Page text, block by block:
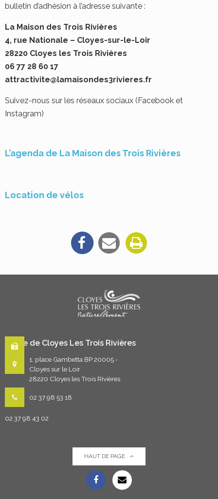
bulletin d’adhésion à l’adresse suivante :
La Maison des Trois Rivières
4, rue Nationale – Cloyes-sur-le-Loir
28220 Cloyes les Trois Rivières
06 77 28 60 17
attractivite@lamaisondes3rivieres.fr
Suivez-nous sur les réseaux sociaux (Facebook et
Instagram)
L’agenda de La Maison des Trois Rivières
Location de vélos
Mairie de Cloyes Les Trois Rivières
1, place Gambetta BP 20005 -
Cloyes sur le Loir
28220 Cloyes les Trois Rivières
02 37 98 53 18
02 37 98 43 02
HAUT DE PAGE